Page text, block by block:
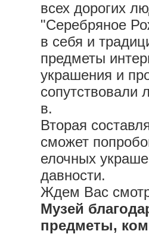
всех дорогих
"Серебряное
в себя и
предметы
украшения и
сопутствовали
в.
Вторая
сможет
елочных
давности.
Ждем Вас
Музей
предметы,